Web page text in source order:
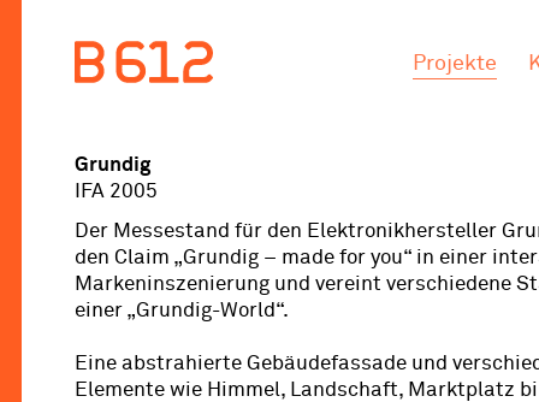
Projekte
Grundig
IFA 2005
Der Messestand für den Elektronikhersteller
den Claim „Grundig – made for you“ in einer
Markeninszenierung und vereint verschiedene
einer „Grundig-World“.
Eine abstrahierte Gebäudefassade und
Elemente wie Himmel, Landschaft, Marktplatz